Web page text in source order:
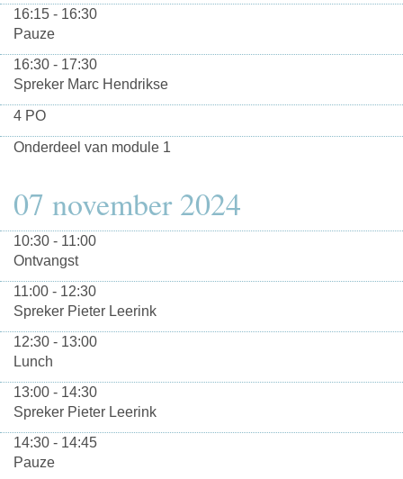
16:15 - 16:30
Pauze
16:30 - 17:30
Spreker Marc Hendrikse
4 PO
Onderdeel van module 1
07 november 2024
10:30 - 11:00
Ontvangst
11:00 - 12:30
Spreker Pieter Leerink
12:30 - 13:00
Lunch
13:00 - 14:30
Spreker Pieter Leerink
14:30 - 14:45
Pauze